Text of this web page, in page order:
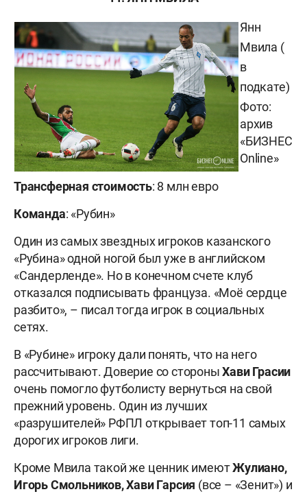
Янн
Мвила (
в
подкате)
Фото:
архив
«БИЗНЕС
Online»
Трансферная стоимость: 8 млн евро
Команда: «Рубин»
Один из самых звездных игроков казанского
«Рубина» одной ногой был уже в английском
«Сандерленде». Но в конечном счете клуб
отказался подписывать француза. «Моё сердце
разбито», – писал тогда игрок в социальных
сетях.
В «Рубине» игроку дали понять, что на него
рассчитывают. Доверие со стороныХави Грасии
очень помогло футболисту вернуться на свой
прежний уровень. Один из лучших
«разрушителей» РФПЛ открывает топ-11 самых
дорогих игроков лиги.
Кроме Мвила такой же ценник имеютЖулиано,
Игорь Смольников, Хави Гарсия (все – «Зенит») и